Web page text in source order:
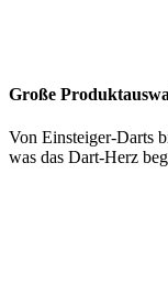
Große
Von Einsteiger-Darts
was das Dart-Herz